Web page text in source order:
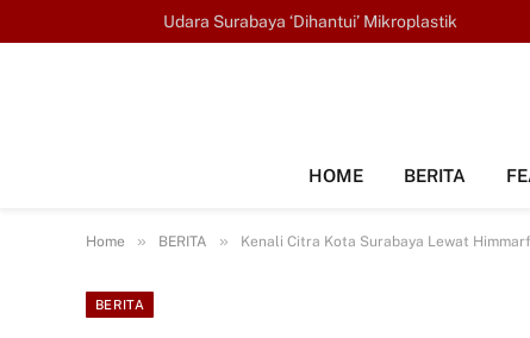
Udara Surabaya ‘Dihantui’ Mikroplastik
HOME BERITA
Home » BERITA » Kenali Citra Kota Surabaya Lewat
BERITA